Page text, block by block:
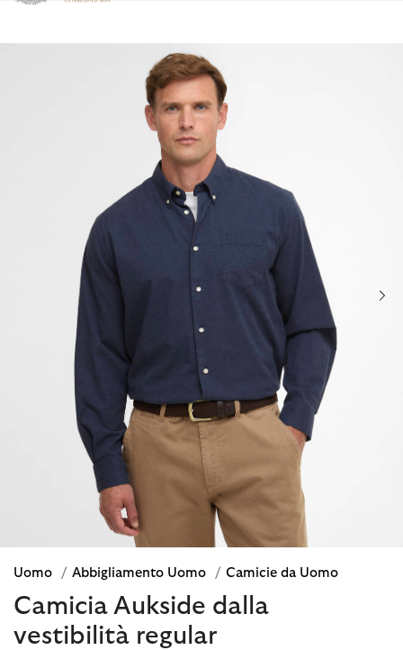
Clicca per visualizzare la nostra Dichiarazione di Accessibilità
Uomo / Abbigliamento Uomo / Camicie da Uomo
Camicia Aukside dalla
vestibilità regular